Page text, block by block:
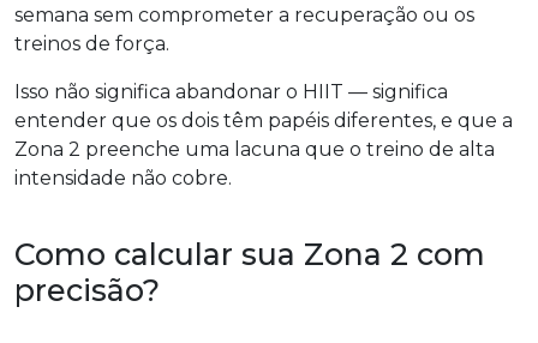
semana sem comprometer a recuperação ou os
treinos de força.
Isso não significa abandonar o HIIT — significa
entender que os dois têm papéis diferentes, e que a
Zona 2 preenche uma lacuna que o treino de alta
intensidade não cobre.
Como calcular sua Zona 2 com
precisão?